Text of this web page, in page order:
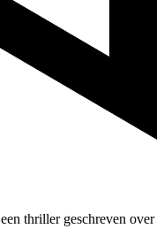
thriller geschreven over